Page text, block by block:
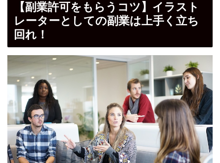
【副業許可をもらうコツ】イラスト
レーターとしての副業は上手く立ち
回れ！